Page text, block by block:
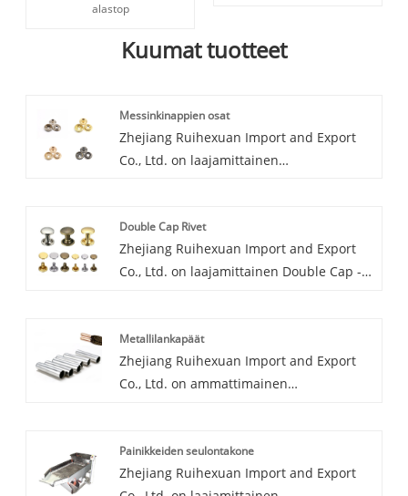
alastop
Kuumat tuotteet
Messinkinappien osat
Zhejiang Ruihexuan Import and Export
Co., Ltd. on laajamittainen
erikoistuneet vaateasusteisiin ja niihin
liittyviin koneisiin ja laitteisiin useiden
vuosien ajan. Tuotteillamme on hyvä
Odotamme innolla tulevaa pitkäaikaiseksi
kumppaniksesi Kiinassa.
Double Cap Rivet
Zhejiang Ruihexuan Import and Export
Co., Ltd. on laajamittainen Double Cap -
niihin liittyviin koneisiin ja laitteisiin
useiden vuosien ajan. Tuotteillamme on
hyvä hintaetu ja ne kattavat suurimman
kumppaniksesi Kiinassa.
Metallilankapäät
Zhejiang Ruihexuan Import and Export
Co., Ltd. on ammattimainen
projektimme, mukaan lukien
painikkeiden suunnittelu, tuotanto-,
Painikkeiden seulontakone
Zhejiang Ruihexuan Import and Export